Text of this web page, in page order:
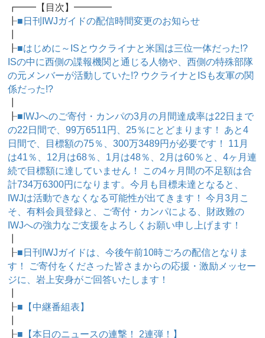
┏━━【目次】━━━━
┠■日刊IWJガイドの配信時間変更のお知らせ
┠■はじめに～ISとウクライナと米国は三位一体だった!?
ISの中に西側の諜報機関と通じる人物や、西側の特殊部隊
の元メンバーが活動していた!? ウクライナとISも友軍の関
係だった!?
┠■IWJへのご寄付・カンパの3月の月間達成率は22日まで
の22日間で、99万6511円、25％にとどまります！ あと4
日間で、目標額の75％、300万3489円が必要です！ 11月
は41％、12月は68％、1月は48％、2月は60％と、4ヶ月連
続で目標額に達していません！ この4ヶ月間の不足額は合
計734万6300円になります。今月も目標未達となると、
IWJは活動できなくなる可能性が出てきます！ 今月3月こ
そ、有料会員登録と、ご寄付・カンパによる、財政難の
IWJへの強力なご支援をよろしくお願い申し上げます！
┠■日刊IWJガイドは、今後午前10時ごろの配信となりま
す！ ご寄付をくださった皆さまからの応援・激励メッセー
ジに、岩上安身がご回答いたします！
┠■【中継番組表】
┠■【本日のニュースの連撃！ 2連弾！】